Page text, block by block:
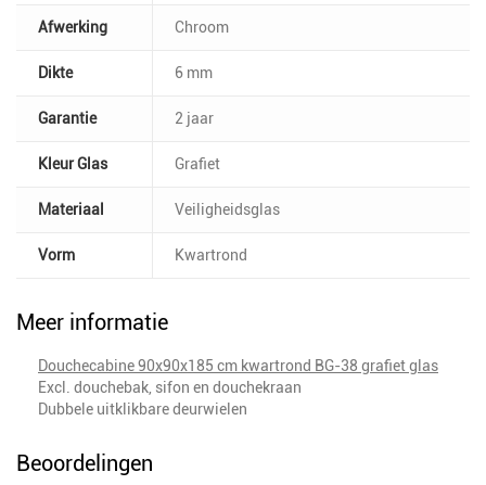
Afwerking Chroom
Dikte 6 mm
Garantie 2 jaar
Kleur Glas Grafiet
Materiaal Veiligheidsglas
Vorm Kwartrond
Meer informatie
Douchecabine 90x90x185 cm kwartrond BG-38 grafiet glas
Excl. douchebak, sifon en douchekraan
Dubbele uitklikbare deurwielen
Beoordelingen